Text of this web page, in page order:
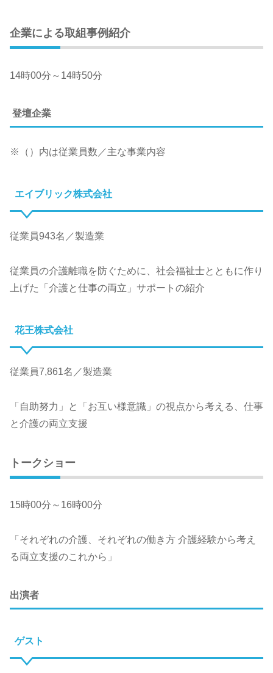
企業による取組事例紹介
14時00分～14時50分
登壇企業
※（）内は従業員数／主な事業内容
エイブリック株式会社
従業員943名／製造業
従業員の介護離職を防ぐために、社会福祉士とともに作り
上げた「介護と仕事の両立」サポートの紹介
花王株式会社
従業員7,861名／製造業
「自助努力」と「お互い様意識」の視点から考える、仕事
と介護の両立支援
トークショー
15時00分～16時00分
「それぞれの介護、それぞれの働き方 介護経験から考え
る両立支援のこれから」
出演者
ゲスト